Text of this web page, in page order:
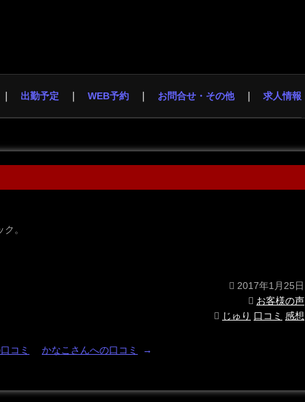
出勤予定 WEB予約 お問合せ・その他 求人情報
。
2017年1月25日
お客様の声
じゅり 口コミ 感想
コミ かなこさんへの口コミ →